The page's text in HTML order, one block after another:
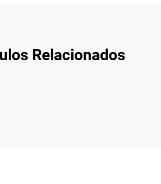
Relacionados